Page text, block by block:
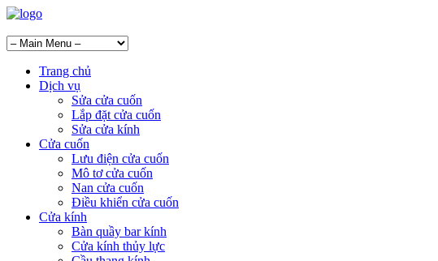
Trang chủ
Dịch vụ
Sửa cửa cuốn
Lắp đặt cửa cuốn
Sửa cửa kính
Cửa cuốn
Lưu điện cửa cuốn
Mô tơ cửa cuốn
Nan cửa cuốn
Điều khiển cửa cuốn
Cửa kính
Bàn quầy bar kính
Cửa kính thủy lực